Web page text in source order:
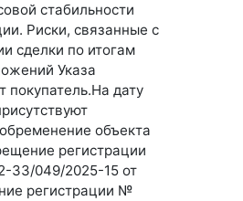
стабильности
Риски, связанные с
сделки по итогам
Указа
покупатель.На дату
объекта
регистрации
33/049/2025-15 от
регистрации №